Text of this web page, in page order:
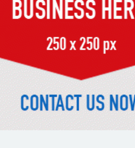
রাষ্ট্রপতি নির্বাচনের
ঘোষণা
সাভারের রাজপথে
স্মৃতিতে এখনও ৫ আগস্ট
ভিসাসেবা নিয়ে ভারতীয়